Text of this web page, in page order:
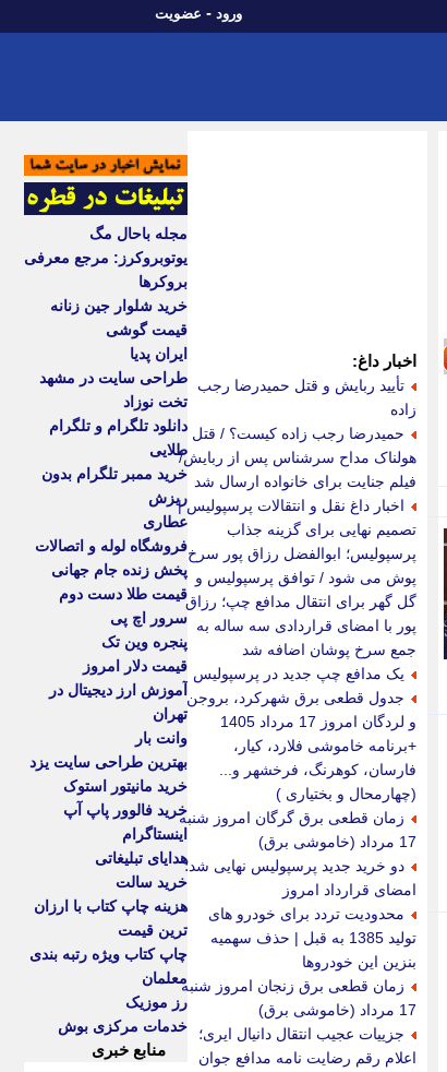
ورود - عضویت
اخبار داغ:
تأیید ربایش و قتل حمیدرضا رجب
زاده
حمیدرضا رجب زاده کیست؟ / قتل
هولناک مداح سرشناس پس از ربایش/
فیلم جنایت برای خانواده ارسال شد
اخبار داغ نقل و انتقالات پرسپولیس |
تصمیم نهایی برای گزینه جذاب
پرسپولیس؛ ابوالفضل رزاق پور سرخ
پوش می شود / توافق پرسپولیس و
گل گهر برای انتقال مدافع چپ؛ رزاق
پور با امضای قراردادی سه ساله به
جمع سرخ پوشان اضافه شد
یک مدافع چپ جدید در پرسپولیس
جدول قطعی برق شهرکرد، بروجن
و لردگان امروز 17 مرداد 1405
+برنامه خاموشی فلارد، کیار،
فارسان، کوهرنگ، فرخشهر و...
(چهارمحال و بختیاری )
زمان قطعی برق گرگان امروز شنبه
17 مرداد (خاموشی برق)
دو خرید جدید پرسپولیس نهایی شد؛
امضای قرارداد امروز
محدودیت تردد برای خودرو های
تولید 1385 به قبل | حذف سهمیه
بنزین این خودروها
زمان قطعی برق زنجان امروز شنبه
17 مرداد (خاموشی برق)
جزییات عجیب انتقال دانیال ایری؛
اعلام رقم رضایت نامه مدافع جوان
مجله باحال مگ
یوتوبروکرز: مرجع معرفی
بروکرها
خرید شلوار جین زنانه
قیمت گوشی
ایران پدیا
طراحی سایت در مشهد
تخت نوزاد
دانلود تلگرام و تلگرام
طلایی
خرید ممبر تلگرام بدون
ریزش
عطاری
فروشگاه لوله و اتصالات
پخش زنده جام جهانی
قیمت طلا دست دوم
سرور اچ پی
پنجره وین تک
قیمت دلار امروز
آموزش ارز دیجیتال در
تهران
وانت بار
بهترین طراحی سایت یزد
خرید مانیتور استوک
خرید فالوور پاپ آپ
اینستاگرام
هدایای تبلیغاتی
خرید سالت
هزینه چاپ کتاب با ارزان
ترین قیمت
چاپ کتاب ویژه رتبه بندی
معلمان
رز موزیک
خدمات مرکزی بوش
منابع خبری